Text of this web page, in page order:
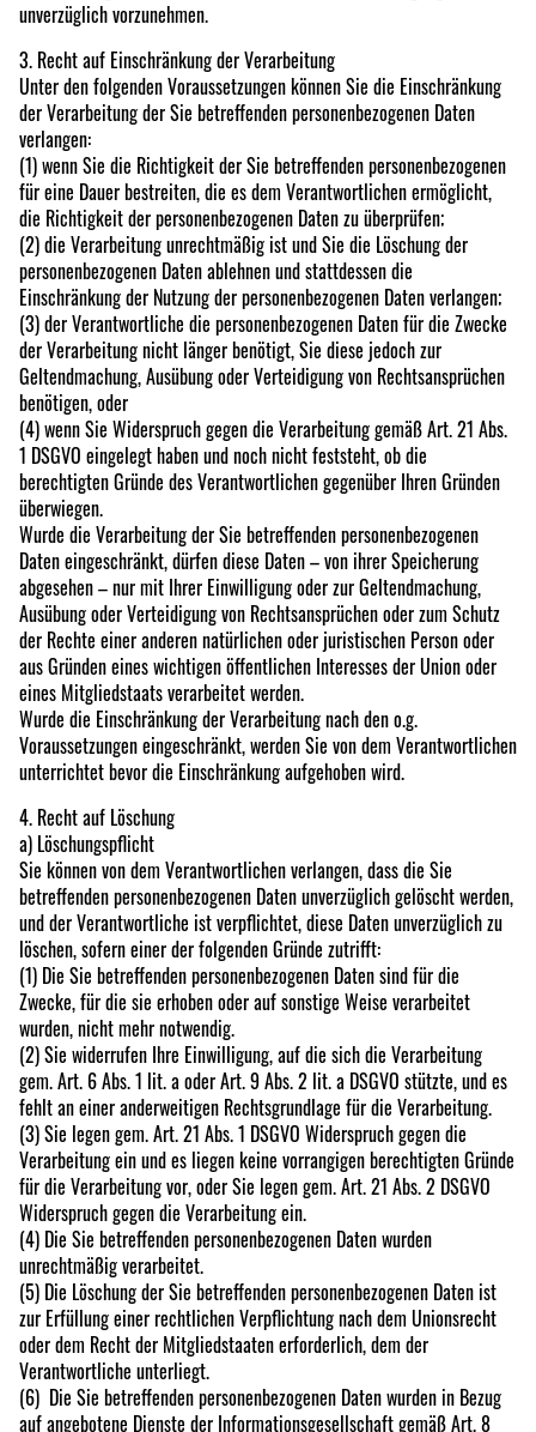
unverzüglich vorzunehmen.
3. Recht auf Einschränkung der Verarbeitung
Unter den folgenden Voraussetzungen können Sie die Einschränkung
der Verarbeitung der Sie betreffenden personenbezogenen Daten
verlangen:
(1) wenn Sie die Richtigkeit der Sie betreffenden personenbezogenen
für eine Dauer bestreiten, die es dem Verantwortlichen ermöglicht,
die Richtigkeit der personenbezogenen Daten zu überprüfen;
(2) die Verarbeitung unrechtmäßig ist und Sie die Löschung der
personenbezogenen Daten ablehnen und stattdessen die
Einschränkung der Nutzung der personenbezogenen Daten verlangen;
(3) der Verantwortliche die personenbezogenen Daten für die Zwecke
der Verarbeitung nicht länger benötigt, Sie diese jedoch zur
Geltendmachung, Ausübung oder Verteidigung von Rechtsansprüchen
benötigen, oder
(4) wenn Sie Widerspruch gegen die Verarbeitung gemäß Art. 21 Abs.
1 DSGVO eingelegt haben und noch nicht feststeht, ob die
berechtigten Gründe des Verantwortlichen gegenüber Ihren Gründen
überwiegen.
Wurde die Verarbeitung der Sie betreffenden personenbezogenen
Daten eingeschränkt, dürfen diese Daten – von ihrer Speicherung
abgesehen – nur mit Ihrer Einwilligung oder zur Geltendmachung,
Ausübung oder Verteidigung von Rechtsansprüchen oder zum Schutz
der Rechte einer anderen natürlichen oder juristischen Person oder
aus Gründen eines wichtigen öffentlichen Interesses der Union oder
eines Mitgliedstaats verarbeitet werden.
Wurde die Einschränkung der Verarbeitung nach den o.g.
Voraussetzungen eingeschränkt, werden Sie von dem Verantwortlichen
unterrichtet bevor die Einschränkung aufgehoben wird.
4. Recht auf Löschung
a) Löschungspflicht
Sie können von dem Verantwortlichen verlangen, dass die Sie
betreffenden personenbezogenen Daten unverzüglich gelöscht werden,
und der Verantwortliche ist verpflichtet, diese Daten unverzüglich zu
löschen, sofern einer der folgenden Gründe zutrifft:
(1) Die Sie betreffenden personenbezogenen Daten sind für die
Zwecke, für die sie erhoben oder auf sonstige Weise verarbeitet
wurden, nicht mehr notwendig.
(2) Sie widerrufen Ihre Einwilligung, auf die sich die Verarbeitung
gem. Art. 6 Abs. 1 lit. a oder Art. 9 Abs. 2 lit. a DSGVO stützte, und es
fehlt an einer anderweitigen Rechtsgrundlage für die Verarbeitung.
(3) Sie legen gem. Art. 21 Abs. 1 DSGVO Widerspruch gegen die
Verarbeitung ein und es liegen keine vorrangigen berechtigten Gründe
für die Verarbeitung vor, oder Sie legen gem. Art. 21 Abs. 2 DSGVO
Widerspruch gegen die Verarbeitung ein.
(4) Die Sie betreffenden personenbezogenen Daten wurden
unrechtmäßig verarbeitet.
(5) Die Löschung der Sie betreffenden personenbezogenen Daten ist
zur Erfüllung einer rechtlichen Verpflichtung nach dem Unionsrecht
oder dem Recht der Mitgliedstaaten erforderlich, dem der
Verantwortliche unterliegt.
(6) Die Sie betreffenden personenbezogenen Daten wurden in Bezug
auf angebotene Dienste der Informationsgesellschaft gemäß Art. 8